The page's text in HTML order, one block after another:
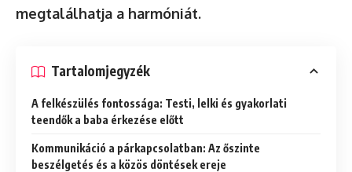
megtalálhatja a harmóniát.
Tartalomjegyzék
A felkészülés fontossága: Testi, lelki és gyakorlati
teendők a baba érkezése előtt
Kommunikáció a párkapcsolatban: Az őszinte
beszélgetés és a közös döntések ereje